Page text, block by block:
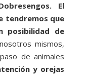
El
tendremos que
posibilidad de
mismos,
de animales
y orejas